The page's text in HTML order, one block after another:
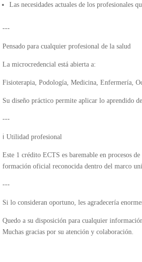
Las necesidades actuales de los profesionales
---
Pensado para cualquier profesional de la salud
La microcredencial está abierta a:
Fisioterapia, Podología, Medicina, Enfermería,
Su diseño práctico permite aplicar lo aprendido
---
ℹ️ Utilidad profesional
Este 1 crédito ECTS es baremable en procesos
formación oficial reconocida dentro del marco
---
Si lo consideran oportuno, les agradecería
Quedo a su disposición para cualquier
Muchas gracias por su atención y colaboración.